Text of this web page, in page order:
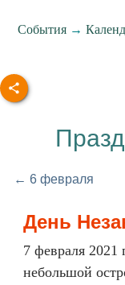
События →
← 6 февраля
День
7 февраля 2021
небольшой